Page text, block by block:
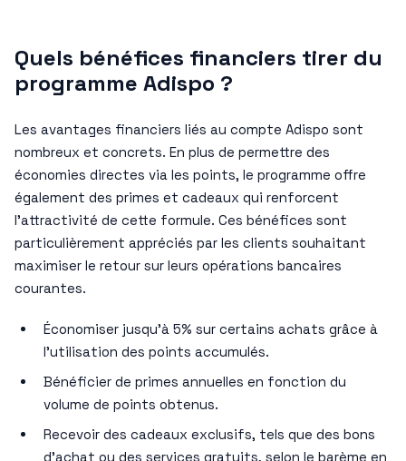
Quels bénéfices financiers tirer du
programme Adispo ?
Les avantages financiers liés au compte Adispo sont
nombreux et concrets. En plus de permettre des
économies directes via les points, le programme offre
également des primes et cadeaux qui renforcent
l’attractivité de cette formule. Ces bénéfices sont
particulièrement appréciés par les clients souhaitant
maximiser le retour sur leurs opérations bancaires
courantes.
Économiser jusqu’à 5% sur certains achats grâce à
l’utilisation des points accumulés.
Bénéficier de primes annuelles en fonction du
volume de points obtenus.
Recevoir des cadeaux exclusifs, tels que des bons
d’achat ou des services gratuits, selon le barème en